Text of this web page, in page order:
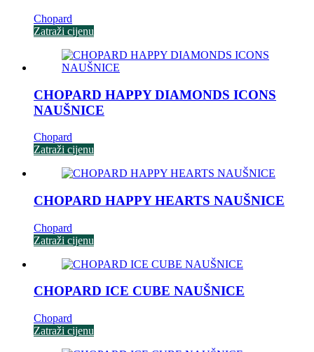
Chopard
Zatraži cijenu
CHOPARD HAPPY DIAMONDS ICONS
NAUŠNICE
Chopard
Zatraži cijenu
CHOPARD HAPPY HEARTS NAUŠNICE
Chopard
Zatraži cijenu
CHOPARD ICE CUBE NAUŠNICE
Chopard
Zatraži cijenu